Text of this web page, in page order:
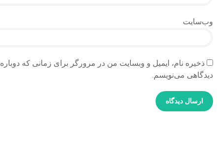
وب‌سایت
ذخیره نام، ایمیل و وبسایت من در مرورگر برای زمانی که دوباره
دیدگاهی می‌نویسم.